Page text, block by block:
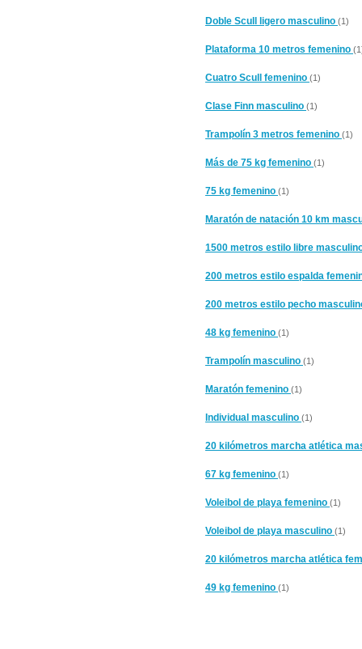
Doble Scull ligero masculino (1)
Plataforma 10 metros femenino
Cuatro Scull femenino (1)
Clase Finn masculino (1)
Trampolín 3 metros femenino (1)
Más de 75 kg femenino (1)
75 kg femenino (1)
Maratón de natación 10 km
1500 metros estilo libre
200 metros estilo espalda
200 metros estilo pecho
48 kg femenino (1)
Trampolín masculino (1)
Maratón femenino (1)
Individual masculino (1)
20 kilómetros marcha atlética
67 kg femenino (1)
Voleibol de playa femenino (1)
Voleibol de playa masculino (1)
20 kilómetros marcha atlética
49 kg femenino (1)